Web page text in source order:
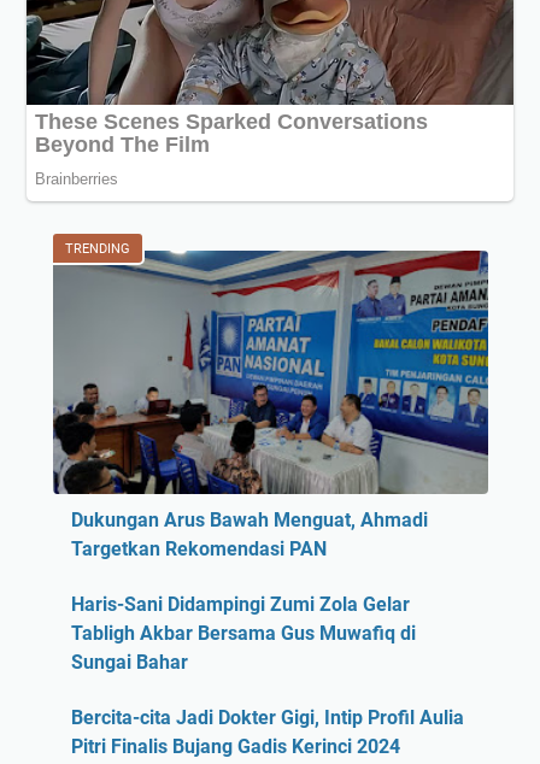
TRENDING
Dukungan Arus Bawah Menguat, Ahmadi
Targetkan Rekomendasi PAN
Haris-Sani Didampingi Zumi Zola Gelar
Tabligh Akbar Bersama Gus Muwafiq di
Sungai Bahar
Bercita-cita Jadi Dokter Gigi, Intip Profil Aulia
Pitri Finalis Bujang Gadis Kerinci 2024